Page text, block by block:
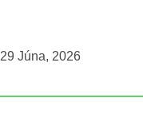
29 Júna, 2026